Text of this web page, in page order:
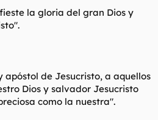
la gloria del gran Dios y
apóstol de Jesucristo, a aquellos
Dios y salvador Jesucristo
como la nuestra".